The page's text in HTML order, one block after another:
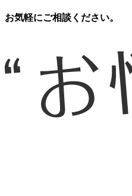
お気軽にご相談ください。